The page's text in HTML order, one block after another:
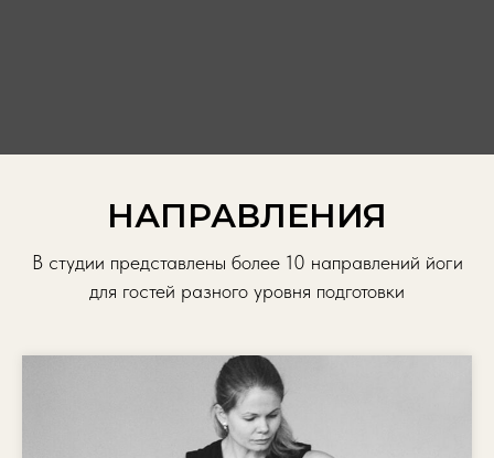
НАПРАВЛЕНИЯ
В студии представлены более 10 направлений йоги
для гостей разного уровня подготовки